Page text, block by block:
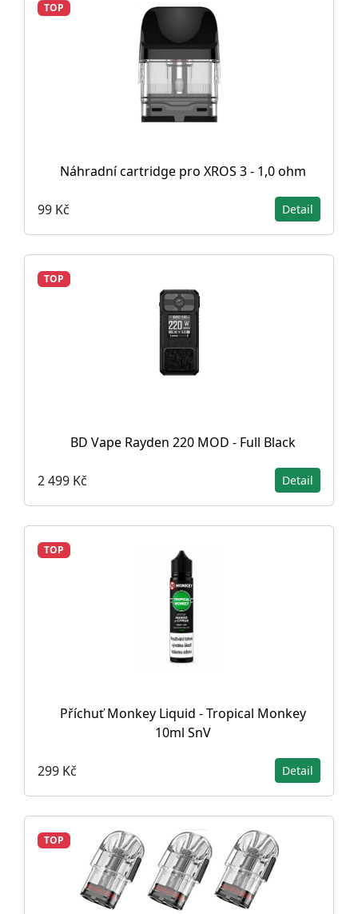
TOP
Náhradní cartridge pro XROS 3 - 1,0 ohm
99 Kč Detail
TOP
BD Vape Rayden 220 MOD - Full Black
2 499 Kč Detail
TOP
Příchuť Monkey Liquid - Tropical Monkey
10ml SnV
299 Kč Detail
TOP